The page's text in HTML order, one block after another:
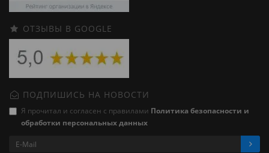
ОТЗЫВЫ В GOOGLE
ПОДПИШИСЬ НА НОВОСТИ
Я прочитал и согласен с правилами Политика безопасности и
обработки персональных данных